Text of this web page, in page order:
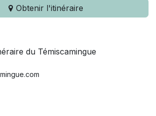
Obtenir l'itinéraire
du Témiscamingue